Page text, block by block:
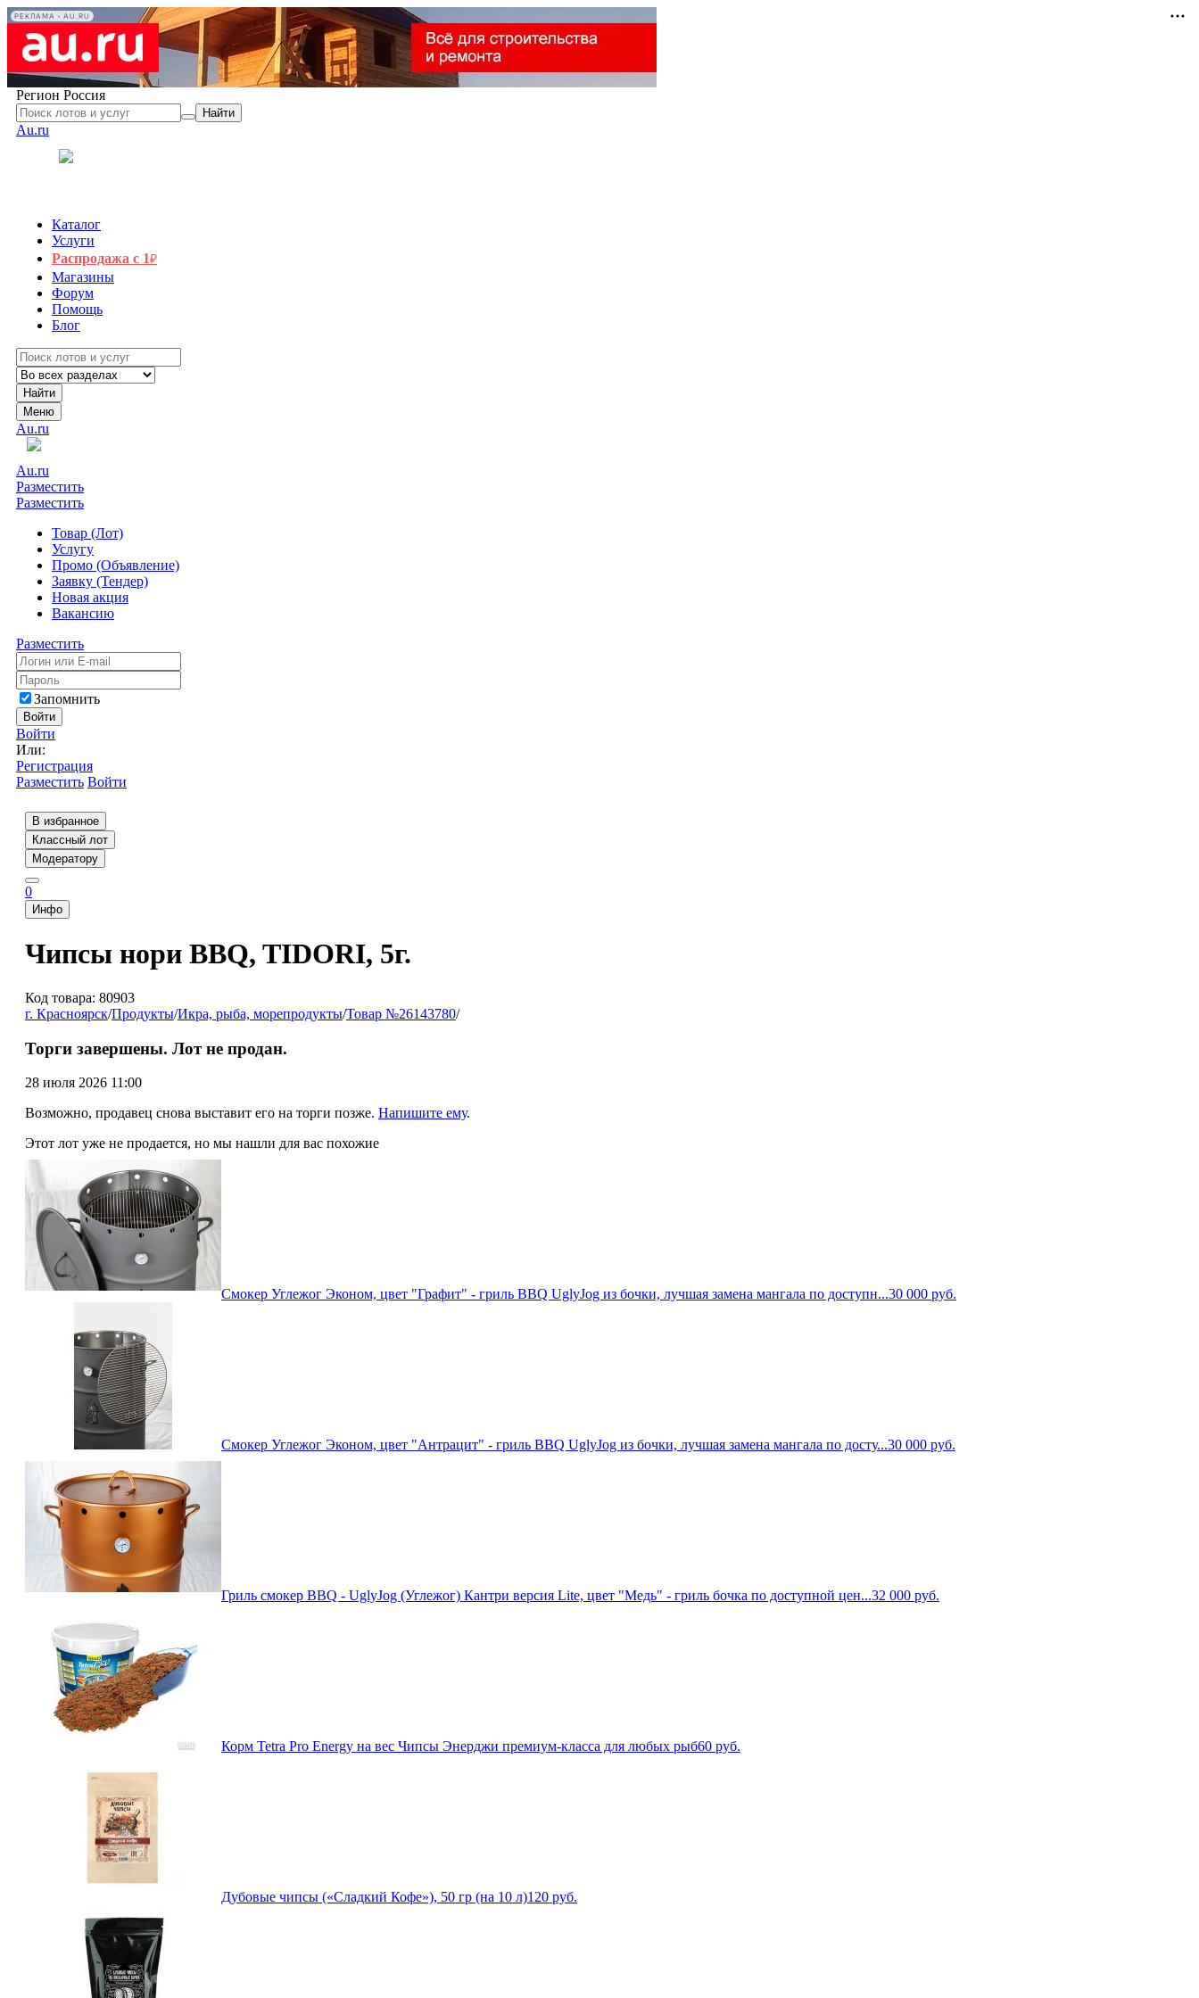
РЕКЛАМА • AU.RU
Регион Россия
Найти
Au.ru
Каталог
Услуги
Распродажа с 1₽
Магазины
Форум
Помощь
Блог
Найти
Меню
Au.ru
Au.ru
Разместить
Разместить
Товар (Лот)
Услугу
Промо (Объявление)
Заявку (Тендер)
Новая акция
Вакансию
Разместить
Запомнить
Войти
Войти
Или:
Регистрация
Разместить Войти
В избранное
Классный лот
Модератору
0
Инфо
Чипсы нори BBQ, TIDORI, 5г.
Код товара: 80903
г. Красноярск/Продукты/Икра, рыба, морепродукты/Товар №26143780/
Торги завершены. Лот не продан.
28 июля 2026 11:00
Возможно, продавец снова выставит его на торги позже. Напишите ему.
Этот лот уже не продается, но мы нашли для вас похожие
Смокер Углежог Эконом, цвет "Графит" - гриль BBQ UglyJog из бочки, лучшая замена мангала по доступн...30 000 руб.
Смокер Углежог Эконом, цвет "Антрацит" - гриль BBQ UglyJog из бочки, лучшая замена мангала по досту...30 000 руб.
Гриль смокер BBQ - UglyJog (Углежог) Кантри версия Lite, цвет "Медь" - гриль бочка по доступной цен...32 000 руб.
Корм Tetra Pro Energy на вес Чипсы Энерджи премиум-класса для любых рыб60 руб.
Дубовые чипсы («Сладкий Кофе»), 50 гр (на 10 л)120 руб.